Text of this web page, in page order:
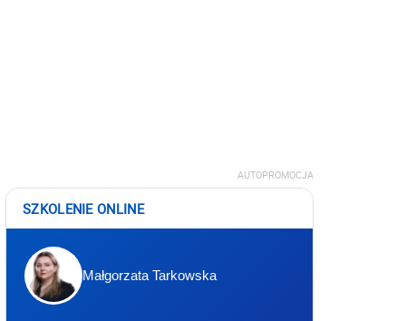
AUTOPROMOCJA
SZKOLENIE ONLINE
Małgorzata Tarkowska